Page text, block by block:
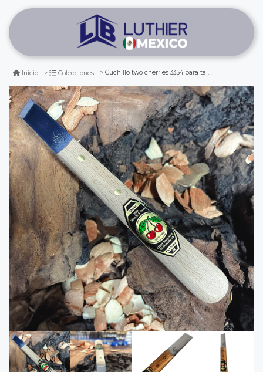
Inicio Colecciones Cuchillo two cherries 3354 para tallado de madera